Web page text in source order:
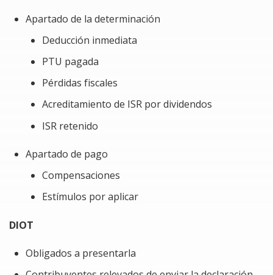
Apartado de la determinación
Deducción inmediata
PTU pagada
Pérdidas fiscales
Acreditamiento de ISR por dividendos
ISR retenido
Apartado de pago
Compensaciones
Estímulos por aplicar
DIOT
Obligados a presentarla